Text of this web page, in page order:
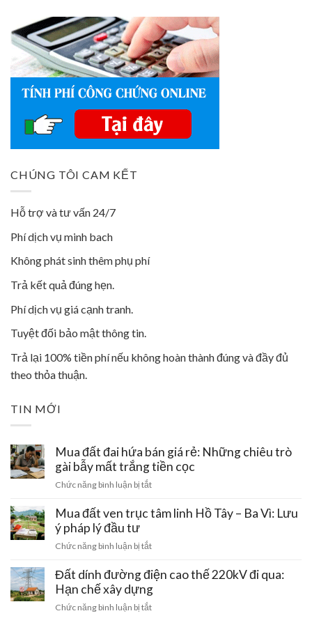
CHÚNG TÔI CAM KẾT
Hỗ trợ và tư vấn 24/7
Phí dịch vụ minh bach
Không phát sinh thêm phụ phí
Trả kết quả đúng hẹn.
Phí dịch vụ giá cạnh tranh.
Tuyệt đối bảo mật thông tin.
Trả lại 100% tiền phí nếu không hoàn thành đúng và đầy đủ
theo thỏa thuận.
TIN MỚI
Mua đất đai hứa bán giá rẻ: Những chiêu trò
gài bẫy mất trắng tiền cọc
Chức năng bình luận bị tắtở
đất
bán
rẻ:
Những
Mua đất ven trục tâm linh Hồ Tây – Ba Vì: Lưu
ý pháp lý đầu tư
Chức năng bình luận bị tắtở
đất
ven
trục
tâm
Đất dính đường điện cao thế 220kV đi qua:
Hạn chế xây dựng
Chức năng bình luận bị tắtở